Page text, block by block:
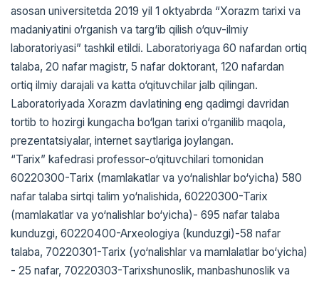
asosan universitetda 2019 yil 1 oktyabrda “Xorazm tarixi va
madaniyatini o‘rganish va targ‘ib qilish o‘quv-ilmiy
laboratoriyasi” tashkil etildi. Laboratoriyaga 60 nafardan ortiq
talaba, 20 nafar magistr, 5 nafar doktorant, 120 nafardan
ortiq ilmiy darajali va katta o‘qituvchilar jalb qilingan.
Laboratoriyada Xorazm davlatining eng qadimgi davridan
tortib to hozirgi kungacha bo‘lgan tarixi o‘rganilib maqola,
prezentatsiyalar, internet saytlariga joylangan.
“Tarix” kafedrasi professor-o‘qituvchilari tomonidan
60220300-Tarix (mamlakatlar va yo‘nalishlar bo‘yicha) 580
nafar talaba sirtqi talim yo‘nalishida, 60220300-Tarix
(mamlakatlar va yo‘nalishlar bo‘yicha)- 695 nafar talaba
kunduzgi, 60220400-Arxeologiya (kunduzgi)-58 nafar
talaba, 70220301-Tarix (yo‘nalishlar va mamlalatlar bo‘yicha)
- 25 nafar, 70220303-Tarixshunoslik, manbashunoslik va